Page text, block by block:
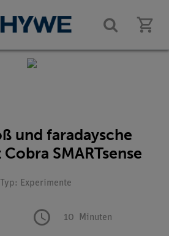
und faradaysche
SMARTsense
Experimente
10 Minuten